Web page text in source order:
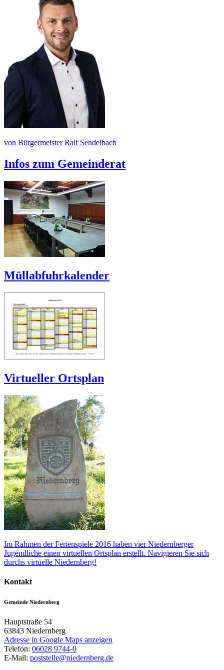
von Bürgermeister Ralf Sendelbach
Infos zum Gemeinderat
Müllabfuhrkalender
Virtueller Ortsplan
Im Rahmen der Ferienspiele 2016 haben vier Niedernberger
Jugendliche einen virtuellen Ortsplan erstellt. Navigieren Sie sich
durchs virtuelle Niedernberg!
Kontakt
Gemeinde Niedernberg
Hauptstraße 54
63843 Niedernberg
Adresse in Google Maps anzeigen
Telefon: 06028 9744-0
E-Mail: poststelle@niedernberg.de